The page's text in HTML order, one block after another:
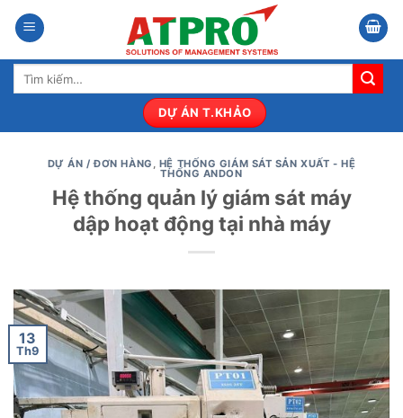
qua
nội
dung
Tìm
DỰ ÁN T.KHẢO
DỰ ÁN / ĐƠN HÀNG , HỆ THỐNG GIÁM SÁT SẢN XUẤT - HỆ
THỐNG ANDON
Hệ thống quản lý giám sát máy
dập hoạt động tại nhà máy
13
Th9